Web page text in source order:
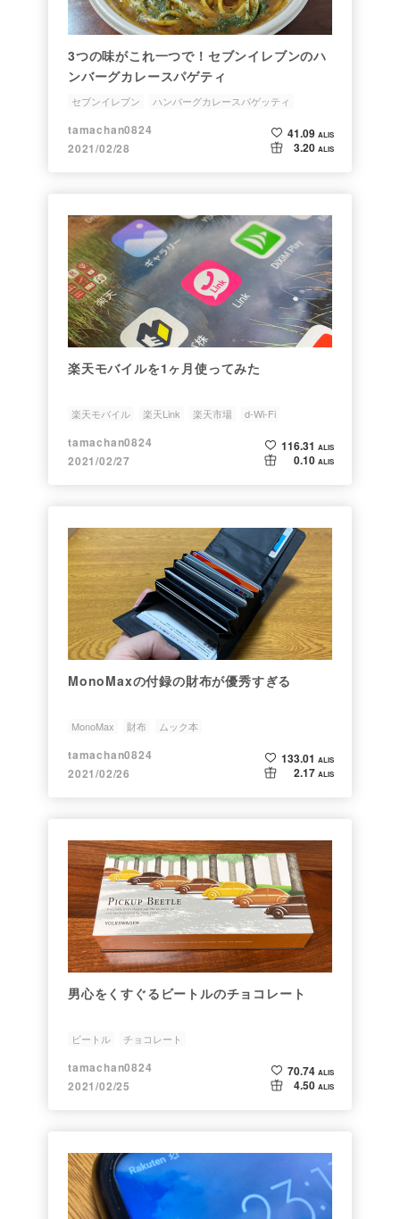
3つの味がこれ一つで！セブンイレブンのハ
ンバーグカレースパゲティ
セブンイレブン ハンバーグカレースパゲッティ
tamachan0824
2021/02/28
41.09 ALIS
3.20 ALIS
楽天モバイルを1ヶ月使ってみた
楽天モバイル 楽天Link 楽天市場 d-Wi-Fi
tamachan0824
2021/02/27
116.31 ALIS
0.10 ALIS
MonoMaxの付録の財布が優秀すぎる
MonoMax 財布 ムック本
tamachan0824
2021/02/26
133.01 ALIS
2.17 ALIS
男心をくすぐるビートルのチョコレート
ビートル チョコレート
tamachan0824
2021/02/25
70.74 ALIS
4.50 ALIS